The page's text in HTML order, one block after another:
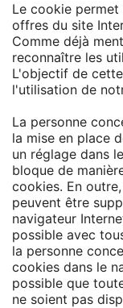
Le cookie
offres du site
Comme déjà
reconnaître les
L'objectif de
l'utilisation de
La personne
la mise en place
un réglage dans
bloque de
cookies. En
peuvent être
navigateur
possible avec
la personne
cookies dans le
possible que
ne soient pas